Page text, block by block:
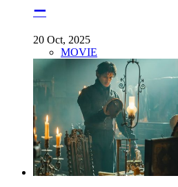
ー
20 Oct, 2025
MOVIE